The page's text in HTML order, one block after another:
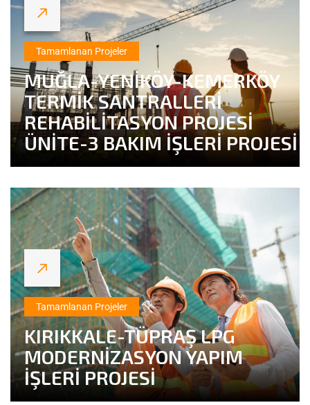
Tamamlanan Projeler
MUĞLA-YENİKÖY-KEMERKÖY
TERMİK SANTRALLERİ
REHABİLİTASYON PROJESİ
ÜNİTE-3 BAKIM İŞLERİ PROJESİ
Tamamlanan Projeler
KIRIKKALE-TÜPRAŞ LPG
MODERNİZASYON YAPIM
İŞLERİ PROJESİ